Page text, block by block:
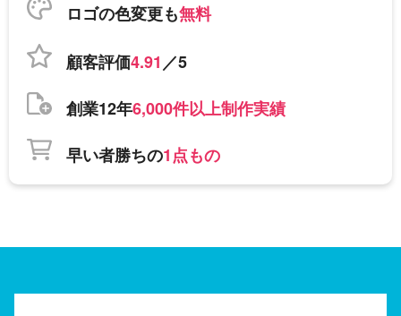
ロゴの色変更も無料
顧客評価4.91／5
創業12年6,000件以上制作実績
早い者勝ちの1点もの